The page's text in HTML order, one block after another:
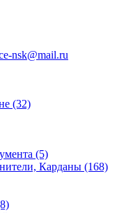
nsk@mail.ru
(32)
(5)
Карданы (168)